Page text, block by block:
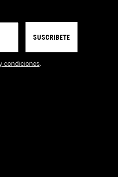
SUSCRIBETE
condiciones